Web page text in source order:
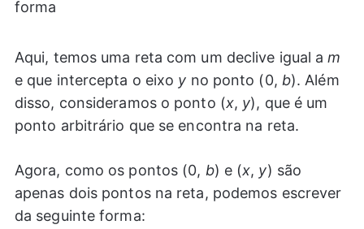
Aqui, temos uma reta com um declive igual am
e que intercepta o eixo y no ponto (0, b). Além
disso, consideramos o ponto (x, y), que é um
ponto arbitrário que se encontra na reta.
Agora, como os pontos (0, b) e (x, y) são
apenas dois pontos na reta, podemos escrever
da seguinte forma: